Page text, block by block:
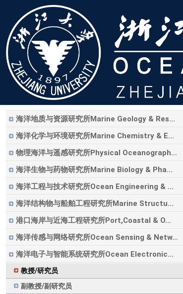
海洋地质与资源研究所Marine Geology & Res...
海洋化学与环境研究所Marine Chemistry & E...
物理海洋与遥感研究所Physical Oceanograph...
海洋生物与药物研究所Marine Biology & Pha...
海洋工程与技术研究所Ocean Engineering & ...
海洋结构物与船舶工程研究所Marine Structu...
港口海岸与近海工程研究所Port,Coastal & O...
海洋传感与网络研究所Ocean Sensing & Netw...
海洋电子与智能系统研究所Ocean Electronic...
教授/研究员
副教授/副研究员